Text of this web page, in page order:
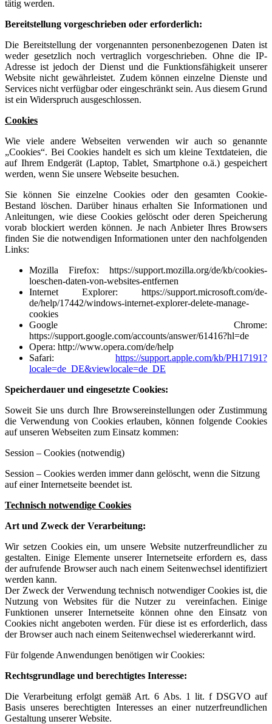
tätig werden.
Bereitstellung vorgeschrieben oder erforderlich:
Die Bereitstellung der vorgenannten personenbezogenen Daten ist
weder gesetzlich noch vertraglich vorgeschrieben. Ohne die IP-
Adresse ist jedoch der Dienst und die Funktionsfähigkeit unserer
Website nicht gewährleistet. Zudem können einzelne Dienste und
Services nicht verfügbar oder eingeschränkt sein. Aus diesem Grund
ist ein Widerspruch ausgeschlossen.
Cookies
Wie viele andere Webseiten verwenden wir auch so genannte
„Cookies“. Bei Cookies handelt es sich um kleine Textdateien, die
auf Ihrem Endgerät (Laptop, Tablet, Smartphone o.ä.) gespeichert
werden, wenn Sie unsere Webseite besuchen.
Sie können Sie einzelne Cookies oder den gesamten Cookie-
Bestand löschen. Darüber hinaus erhalten Sie Informationen und
Anleitungen, wie diese Cookies gelöscht oder deren Speicherung
vorab blockiert werden können. Je nach Anbieter Ihres Browsers
finden Sie die notwendigen Informationen unter den nachfolgenden
Links:
Mozilla Firefox: https://support.mozilla.org/de/kb/cookies-
loeschen-daten-von-websites-entfernen
Internet Explorer: https://support.microsoft.com/de-
de/help/17442/windows-internet-explorer-delete-manage-
cookies
Google Chrome:
https://support.google.com/accounts/answer/61416?hl=de
Opera: http://www.opera.com/de/help
Safari: https://support.apple.com/kb/PH17191?
locale=de_DE&viewlocale=de_DE
Speicherdauer und eingesetzte Cookies:
Soweit Sie uns durch Ihre Browsereinstellungen oder Zustimmung
die Verwendung von Cookies erlauben, können folgende Cookies
auf unseren Webseiten zum Einsatz kommen:
Session – Cookies (notwendig)
Session – Cookies werden immer dann gelöscht, wenn die Sitzung
auf einer Internetseite beendet ist.
Technisch notwendige Cookies
Art und Zweck der Verarbeitung:
Wir setzen Cookies ein, um unsere Website nutzerfreundlicher zu
gestalten. Einige Elemente unserer Internetseite erfordern es, dass
der aufrufende Browser auch nach einem Seitenwechsel identifiziert
werden kann.
Der Zweck der Verwendung technisch notwendiger Cookies ist, die
Nutzung von Websites für die Nutzer zu vereinfachen. Einige
Funktionen unserer Internetseite können ohne den Einsatz von
Cookies nicht angeboten werden. Für diese ist es erforderlich, dass
der Browser auch nach einem Seitenwechsel wiedererkannt wird.
Für folgende Anwendungen benötigen wir Cookies:
Rechtsgrundlage und berechtigtes Interesse:
Die Verarbeitung erfolgt gemäß Art. 6 Abs. 1 lit. f DSGVO auf
Basis unseres berechtigten Interesses an einer nutzerfreundlichen
Gestaltung unserer Website.